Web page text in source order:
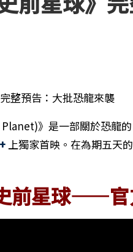
》是一部關於恐龍的
上獨家首映。在為期五天
前星球——官